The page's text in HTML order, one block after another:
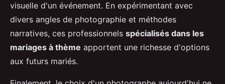
visuelle d'un événement. En expérimentant avec
divers angles de photographie et méthodes
narratives, ces professionnels spécialisés dans les
mariages à thème apportent une richesse d'options
aux futurs mariés.